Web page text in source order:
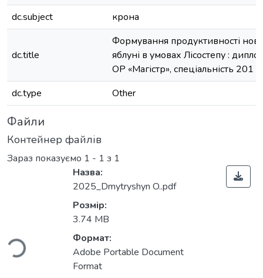
dc.subject
крона
dc.title
Формування продуктивності
яблуні в умовах Лісостепу :
ОР «Магістр», спеціальність 201
dc.type
Other
Файли
Контейнер файлів
Зараз показуємо 1 - 1 з 1
Назва:
2025_Dmytryshyn O..pdf
Розмір:
3.74 MB
Формат:
Adobe Portable Document
Format